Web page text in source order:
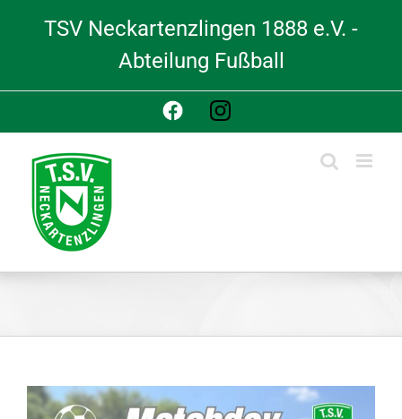
TSV Neckartenzlingen 1888 e.V. -
Abteilung Fußball
FacebookInstagram
View
Larger